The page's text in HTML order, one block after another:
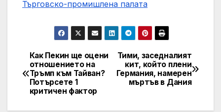
Търговско-промишлена палaта
Post
navigation
Тими, заседналият
кит, който плени
Германия, намерен
мъртъв в Дания
Как Пекин ще оцени
отношението на
Тръмп към Тайван?
Потърсете 1
критичен фактор